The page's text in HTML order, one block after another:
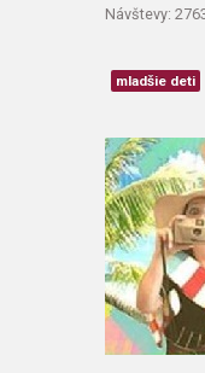
Návštevy:
mladšie deti